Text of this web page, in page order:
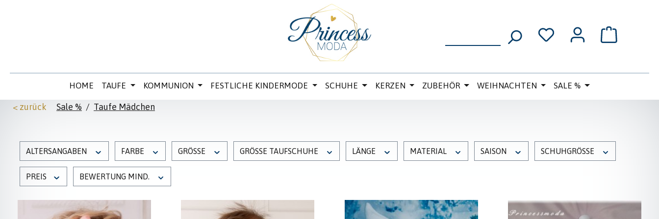
HOME TAUFE KOMMUNION FESTLICHE KINDERMODE SCHUHE KERZEN ZUBEHÖR WEIHNACHTEN SALE %
< zurück Sale % / Taufe Mädchen
ALTERSANGABEN FARBE GRÖSSE GRÖSSE TAUFSCHUHE LÄNGE MATERIAL SAISON SCHUHGRÖSSE
PREIS BEWERTUNG MIND.